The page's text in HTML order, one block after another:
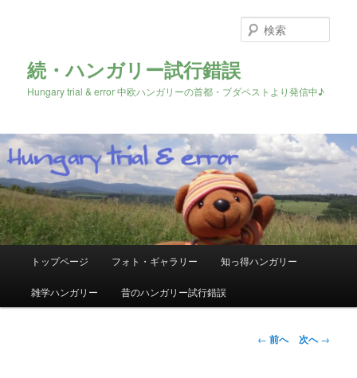
続・ハンガリー試行錯誤
Hungary trial & error 中欧ハンガリーの首都・ブダペストより発信中♪
索
メ
イ
トップページ フォト・ギャラリー 知っ得ハンガリー
雑学ハンガリー 昔のハンガリー試行錯誤
投← 前へ 次へ→